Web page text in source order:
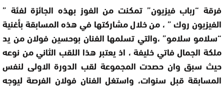
فرقة “رباب فيزيون” تمكنت من الفوز بهذه الجائزة لفئة ”
الفيزيون روك ” ، من خلال مشاركتها في هذه المسابقة بأغنية
“سلامو سلامو” ،والتي تسلمها الفنان بوحسين فولان من يد
ملكة الجمال فاتي خليفة ، اذ يعتبر هذا اللقب الثاني من نوعه
حيث سبق وان حصدت المجموعة لقب الدورة الاولى لنفس
المسابقة قبل سنوات، واستغل الفنان فولان الفرصة ليوجه